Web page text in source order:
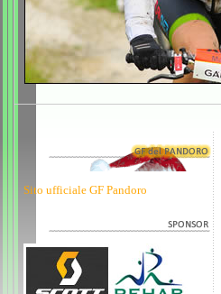
Sito ufficiale GF Pandoro